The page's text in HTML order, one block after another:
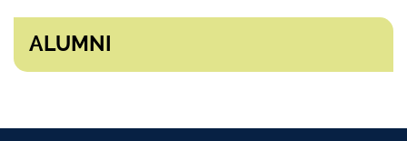
ALUMNI